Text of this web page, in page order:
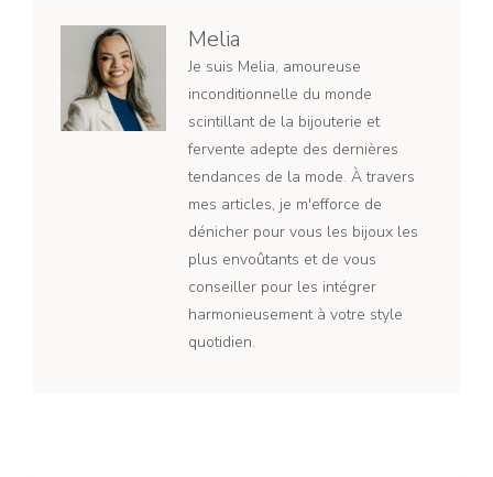
Melia
Je suis Melia, amoureuse
inconditionnelle du monde
scintillant de la bijouterie et
fervente adepte des dernières
tendances de la mode. À travers
mes articles, je m'efforce de
dénicher pour vous les bijoux les
plus envoûtants et de vous
conseiller pour les intégrer
harmonieusement à votre style
quotidien.